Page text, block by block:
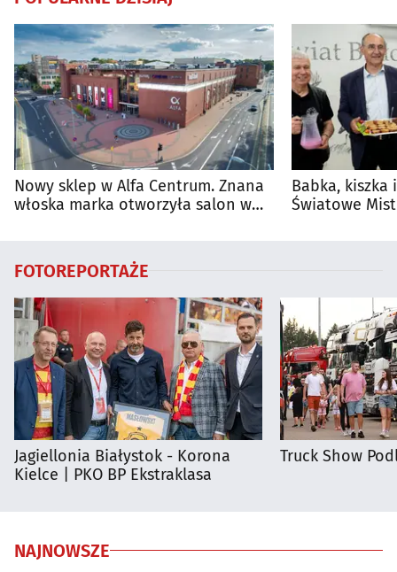
Nowy sklep w Alfa Centrum. Znana
włoska marka otworzyła salon w
Babka, kiszka
Światowe
FOTOREPORTAŻE
Jagiellonia Białystok - Korona
Kielce | PKO BP Ekstraklasa
Truck Show
NAJNOWSZE